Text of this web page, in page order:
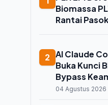
Biomassa
Rantai
2
AI Claude
Buka Kunci
Bypass
2048 dan
04 Agustus 2026